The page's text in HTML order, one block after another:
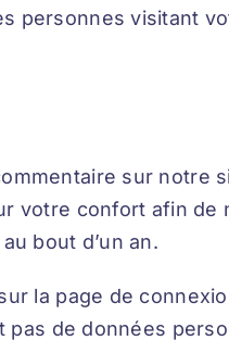
personnes visitant
sur notre
votre confort afin
bout d’un an.
la page de
pas de données